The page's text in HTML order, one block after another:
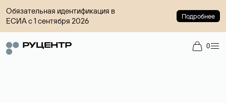
Обязательная идентификация в
ЕСИА с 1 сентября 2026
Подробнее
0